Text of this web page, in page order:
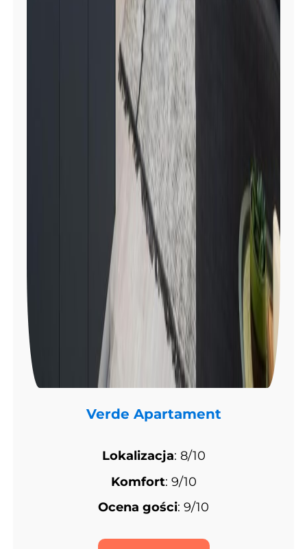
Verde Apartament
Lokalizacja: 8/10
Komfort: 9/10
Ocena gości: 9/10